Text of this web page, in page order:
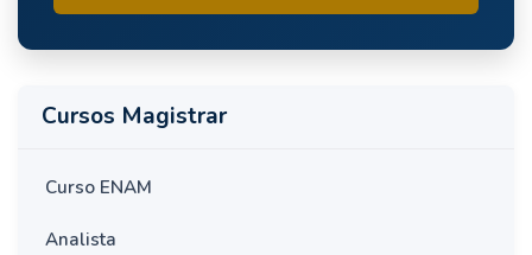
Cursos Magistrar
Curso ENAM
Analista